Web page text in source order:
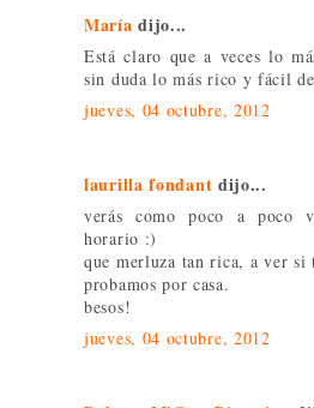
María dijo...
Está claro que a veces lo
sin duda lo más rico y fácil
jueves, 04 octubre, 2012
laurilla fondant dijo...
verás como poco a poco
horario :)
que merluza tan rica, a ver
probamos por casa.
besos!
jueves, 04 octubre, 2012